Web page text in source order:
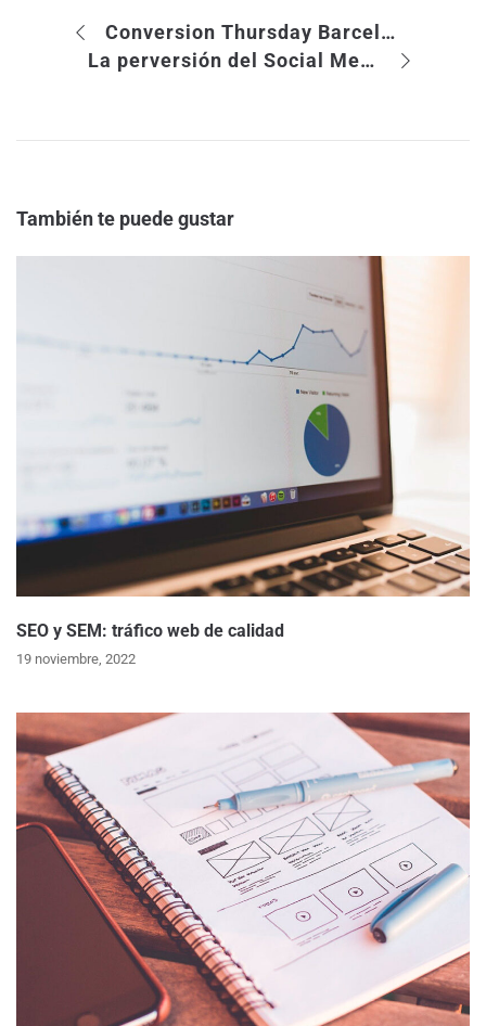
Conversion Thursday Barcelona, el 9 de Septiembre: Analítica Web y Redes Sociales
La perversión del Social Media Marketing
También te puede gustar
SEO y SEM: tráfico web de calidad
19 noviembre, 2022